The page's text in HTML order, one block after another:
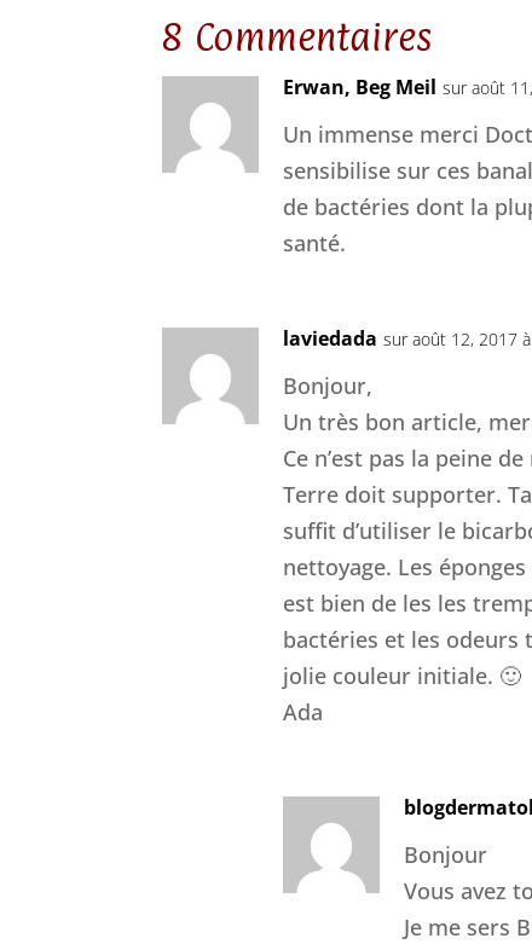
8 Commentaires
Erwan, Beg Meil sur août
Un immense merci
sensibilise sur ces
de bactéries dont la
santé.
laviedada sur août 12, 2017
Bonjour,
Un très bon article,
Ce n’est pas la peine
Terre doit supporter.
suffit d’utiliser le
nettoyage. Les
est bien de les les
bactéries et les odeurs
jolie couleur initiale. 🙂
Ada
Bonjour
Vous avez
Je me sers